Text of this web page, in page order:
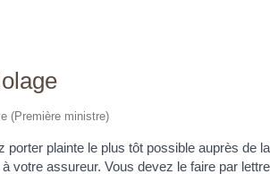
(Première ministre)
plainte le plus tôt possible auprès de
votre assureur. Vous devez le faire par